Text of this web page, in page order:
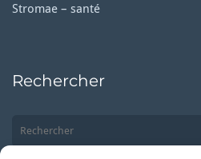
Stromae – santé
Rechercher